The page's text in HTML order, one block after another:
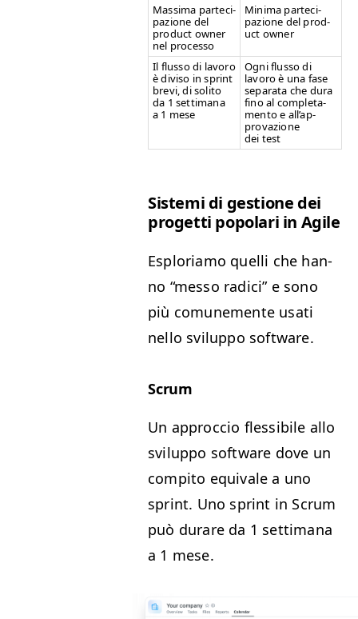
Mas­si­ma parte­ci­
pazione del
prod­uct own­er
nel processo
Min­i­ma parte­ci­
pazione del prod­
uct owner
Il flus­so di lavoro
è divi­so in sprint
bre­vi, di soli­to
da 1 set­ti­mana
a 1 mese
Ogni flus­so di
lavoro è una fase
sep­a­ra­ta che dura
fino al com­ple­ta­
men­to e all’ap­
provazione
dei test
Sis­te­mi di ges­tione dei
prog­et­ti popo­lari in Agile
Esplo­ri­amo quel­li che han­
no “mes­so radi­ci” e sono
più comune­mente usati
nel­lo svilup­po software.
Scrum
Un approc­cio flessibile allo
svilup­po soft­ware dove un
com­pi­to equiv­ale a uno
sprint. Uno sprint in Scrum
può durare da 1 set­ti­mana
a 1 mese.